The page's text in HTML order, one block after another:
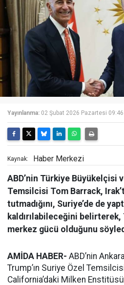
Yayınlanma: 02 Şubat 2026 Pazartesi 09:46
Kaynak: Haber Merkezi
ABD’nin Türkiye Büyükelçisi
Temsilcisi Tom Barrack,
tutmadığını, Suriye’de de
kaldırılabileceğini belirterek,
merkez gücü olduğunu
AMİDA HABER- ABD’nin
Trump’ın Suriye Özel
California’daki Milken